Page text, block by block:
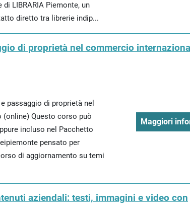
LIBRARIA Piemonte, un
diretto tra librerie indip...
di proprietà nel commercio
passaggio di proprietà nel
Questo corso può
incluso nel Pacchetto
pensato per
di aggiornamento su temi
Maggiori
aziendali: testi, immagini e video con